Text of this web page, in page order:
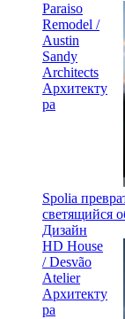
Paraiso
Remodel /
Austin
Sandy
Architects
Архитекту
ра
Spolia
светящийся
Дизайн
HD House
/ Desvão
Atelier
Архитекту
ра